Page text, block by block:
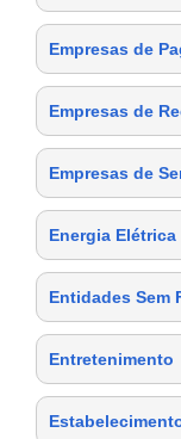
Empresas de
Empresas de
Empresas de
Energia Elétrica
Entidades Sem
Entretenimento